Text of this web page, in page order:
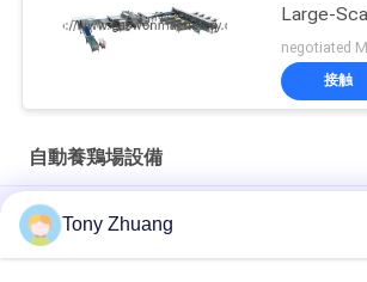
Large-
negotiated
接触
自動養鶏場設備
30,000個/時 LEDキャンドリング 電子卵選別機
Sanitizer Sprayer Egg Washing Drying
Tony Zhuang